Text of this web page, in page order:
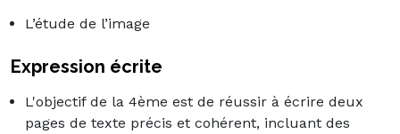
L’étude de l’image
Expression écrite
L'objectif de la 4ème est de réussir à écrire deux
pages de texte précis et cohérent, incluant des